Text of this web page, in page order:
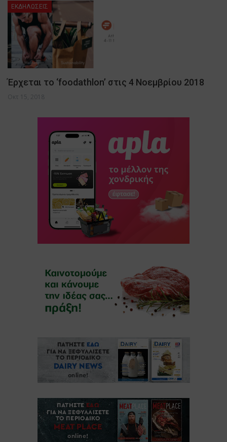
ΕΚΔΗΛΩΣΕΙΣ
Έρχεται το ‘foodathlon’ στις 4 Νοεμβρίου 2018
Οκτ 15, 2018